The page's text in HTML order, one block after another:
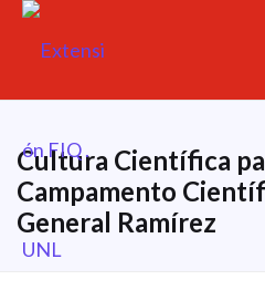
Cultura Científica
Campamento
General Ramírez